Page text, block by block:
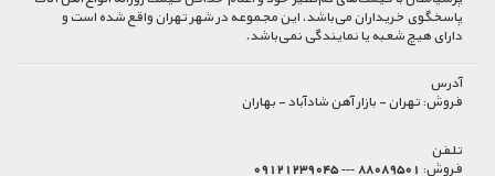
پاسخگوی خریداران می‌باشد. این مجموعه در شهر تهران واقع شده است و
دارای هیچ شعبه یا نمایندگی نمی‌باشد.
آدرس
فروش:تهران - بازار آهن شادآباد - بهاران
تلفن
فروش: 88089501 --- 09121239045